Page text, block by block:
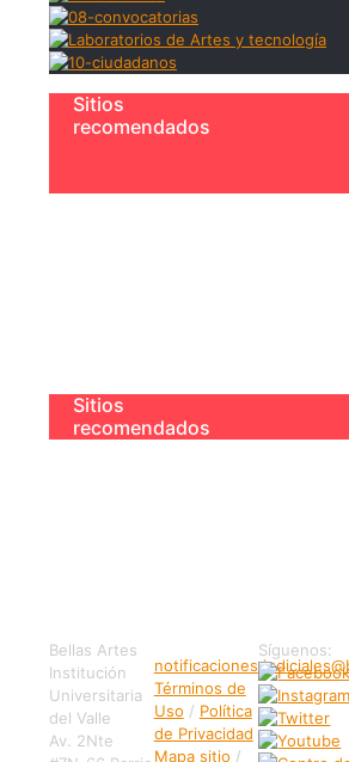
Sitios
recomendados
Sitios
recomendados
Bellas Artes
Institución
Universitaria
del Valle
Av. 2Nte
Términos de
Uso / Política
de Privacidad
Mapa sitio /
Síguenos: